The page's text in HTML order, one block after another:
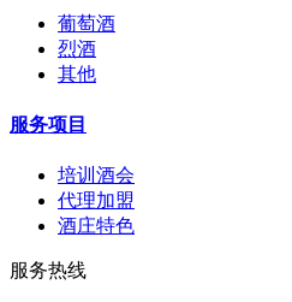
葡萄酒
烈酒
其他
服务项目
培训酒会
代理加盟
酒庄特色
服务热线